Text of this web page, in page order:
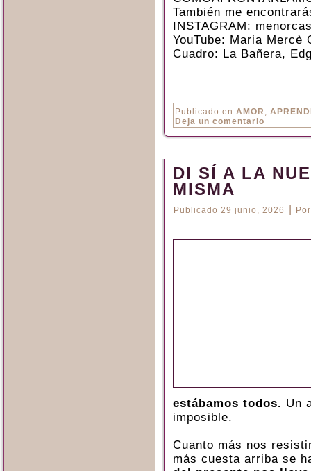
También me
INSTAGRAM:
YouTube: Maria Mercè
Cuadro: La Bañera,
Publicado en AMOR ,
Deja un comentario
DI SÍ A LA
MISMA
Publicado 29 junio, 2026 Por
estábamos todos. Un
imposible.
Cuanto más nos
más cuesta arriba se